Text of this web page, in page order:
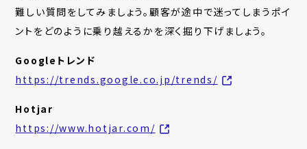
難しい質問をしてみましょう。顧客が途中で迷ってしまうポイ
ントをどのように乗り越えるかを深く掘り下げましょう。
Googleトレンド
https://trends.google.co.jp/trends/
Hotjar
https://www.hotjar.com/